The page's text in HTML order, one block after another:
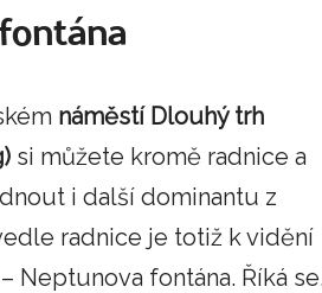
náměstí Dlouhý trh
si můžete kromě radnice a
i další dominantu z
radnice je totiž k vidění
Neptunova fontána. Říká